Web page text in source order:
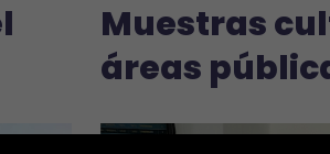
Muestras
áreas